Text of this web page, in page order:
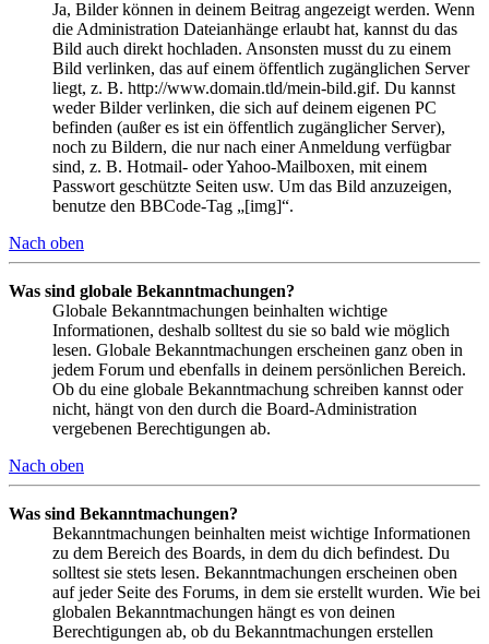
Ja, Bilder können in deinem Beitrag angezeigt werden. Wenn
die Administration Dateianhänge erlaubt hat, kannst du das
Bild auch direkt hochladen. Ansonsten musst du zu einem
Bild verlinken, das auf einem öffentlich zugänglichen Server
liegt, z. B. http://www.domain.tld/mein-bild.gif. Du kannst
weder Bilder verlinken, die sich auf deinem eigenen PC
befinden (außer es ist ein öffentlich zugänglicher Server),
noch zu Bildern, die nur nach einer Anmeldung verfügbar
sind, z. B. Hotmail- oder Yahoo-Mailboxen, mit einem
Passwort geschützte Seiten usw. Um das Bild anzuzeigen,
benutze den BBCode-Tag „[img]“.
Nach oben
Was sind globale Bekanntmachungen?
Globale Bekanntmachungen beinhalten wichtige
Informationen, deshalb solltest du sie so bald wie möglich
lesen. Globale Bekanntmachungen erscheinen ganz oben in
jedem Forum und ebenfalls in deinem persönlichen Bereich.
Ob du eine globale Bekanntmachung schreiben kannst oder
nicht, hängt von den durch die Board-Administration
vergebenen Berechtigungen ab.
Nach oben
Was sind Bekanntmachungen?
Bekanntmachungen beinhalten meist wichtige Informationen
zu dem Bereich des Boards, in dem du dich befindest. Du
solltest sie stets lesen. Bekanntmachungen erscheinen oben
auf jeder Seite des Forums, in dem sie erstellt wurden. Wie bei
globalen Bekanntmachungen hängt es von deinen
Berechtigungen ab, ob du Bekanntmachungen erstellen